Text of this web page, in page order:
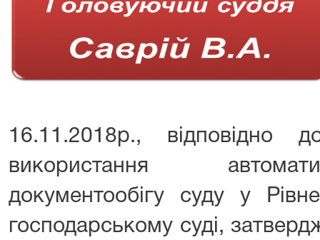
16.11.2018р.,
використання
документообігу суду у
господарському суді,